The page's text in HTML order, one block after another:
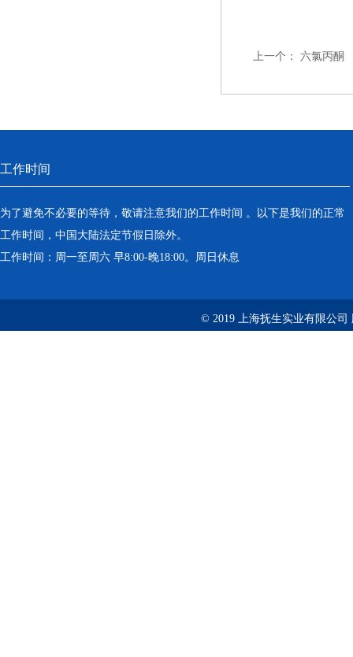
上一个： 六氯丙酮
工作时间
为了避免不必要的等待，敬请注意我们的工作时间 。以下是我们的正常
工作时间，中国大陆法定节假日除外。
工作时间：周一至周六 早8:00-晚18:00。周日休息
© 2019 上海抚生实业有限公司